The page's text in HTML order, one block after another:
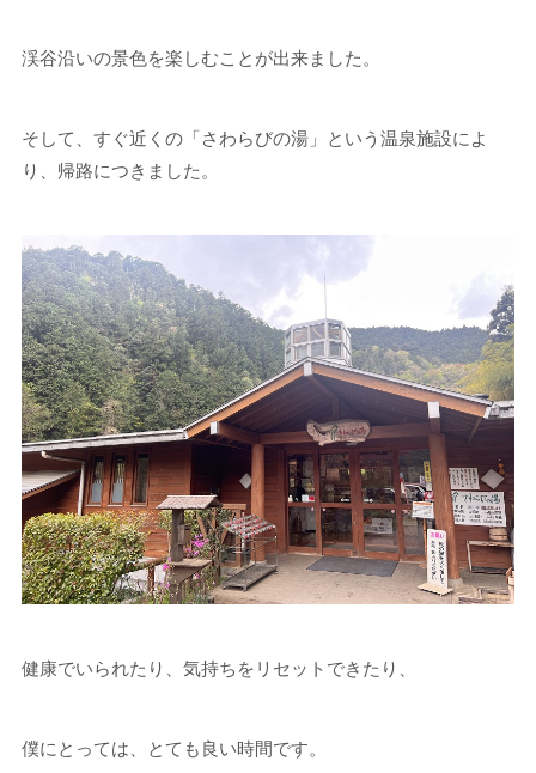
渓谷沿いの景色を楽しむことが出来ました。
そして、すぐ近くの「さわらびの湯」という温泉施設によ
り、帰路につきました。
健康でいられたり、気持ちをリセットできたり、
僕にとっては、とても良い時間です。